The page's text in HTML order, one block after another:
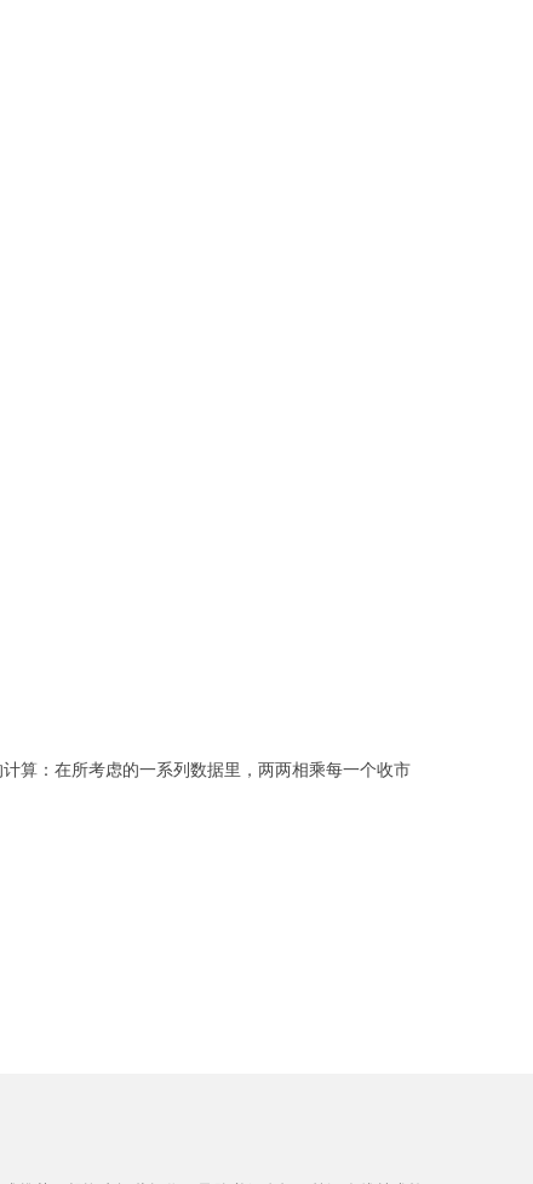
算：在所考虑的一系列数据里，两两相乘每一个收市